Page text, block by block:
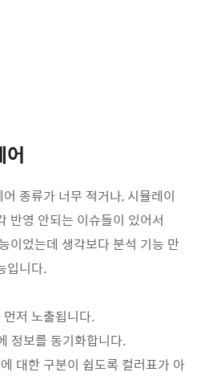
어
종류가 너무 적거나, 시뮬레이
반영 안되는 이슈들이 있어서
이었는데 생각보다 분석 기능 만
입니다.
저 노출됩니다.
정보를 동기화합니다.
대한 구분이 쉽도록 컬러표가 아